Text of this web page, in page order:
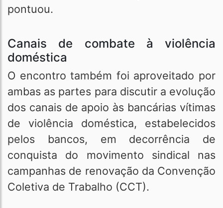
pontuou.
Canais de combate à violência
doméstica
O encontro também foi aproveitado por
ambas as partes para discutir a evolução
dos canais de apoio às bancárias vítimas
de violência doméstica, estabelecidos
pelos bancos, em decorrência de
conquista do movimento sindical nas
campanhas de renovação da Convenção
Coletiva de Trabalho (CCT).